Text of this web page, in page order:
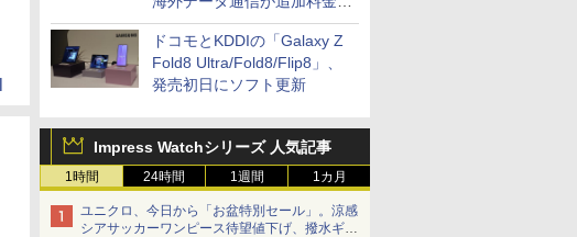
しに
ドコモとKDDIの「Galaxy Z
Fold8 Ultra/Fold8/Flip8」、
発売初日にソフト更新
Impress Watchシリーズ 人気記事
1時間 24時間 1週間 1カ月
ユニクロ、今日から「お盆特別セール」。涼感
シアサッカーワンピース待望値下げ、撥水ギア